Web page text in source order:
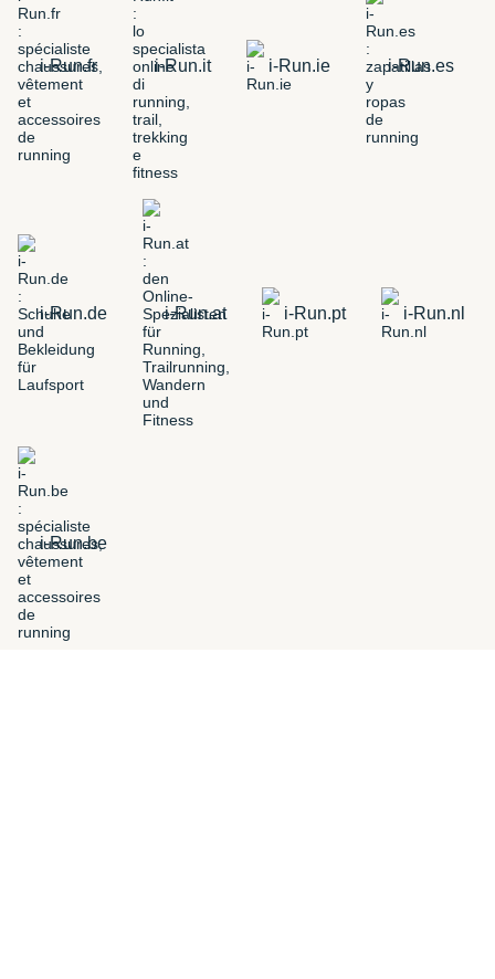
i-Run.fr i-Run.it i-Run.ie i-Run.es
i-Run.de i-Run.at i-Run.pt i-Run.nl
i-Run.be